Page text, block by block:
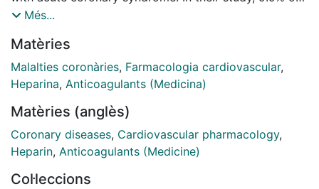
patients in the...
Més...
Matèries
Malalties coronàries, Farmacologia cardiovascular,
Heparina, Anticoagulants (Medicina)
Matèries (anglès)
Coronary diseases, Cardiovascular pharmacology,
Heparin, Anticoagulants (Medicine)
Col·leccions